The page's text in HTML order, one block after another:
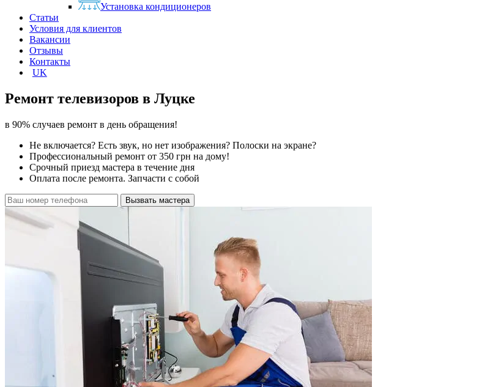
Установка кондиционеров
Статьи
Условия для клиентов
Вакансии
Отзывы
Контакты
UK
Ремонт телевизоров в Луцке
в 90% случаев ремонт в день обращения!
Не включается? Есть звук, но нет изображения? Полоски на экране?
Профессиональный ремонт от 350 грн на дому!
Срочный приезд мастера в течение дня
Оплата после ремонта. Запчасти с собой
Вызвать мастера